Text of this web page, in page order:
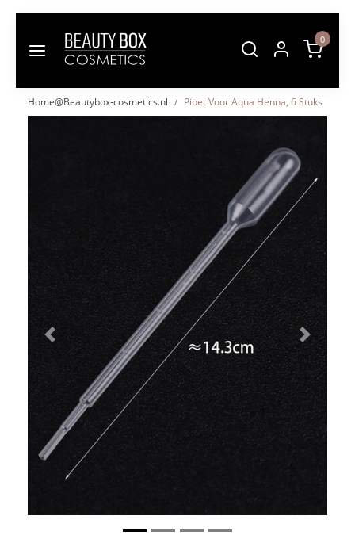
0
Home@Beautybox-cosmetics.nl Pipet Voor Aqua Henna, 6 Stuks
Vorige Volgende